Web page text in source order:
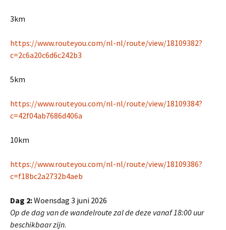
3km
https://www.routeyou.com/nl-nl/route/view/18109382?
c=2c6a20c6d6c242b3
5km
https://www.routeyou.com/nl-nl/route/view/18109384?
c=42f04ab7686d406a
10km
https://www.routeyou.com/nl-nl/route/view/18109386?
c=f18bc2a2732b4aeb
Dag 2:Woensdag 3 juni 2026
Op de dag van de wandelroute zal de deze vanaf 18:00 uur
beschikbaar zijn.